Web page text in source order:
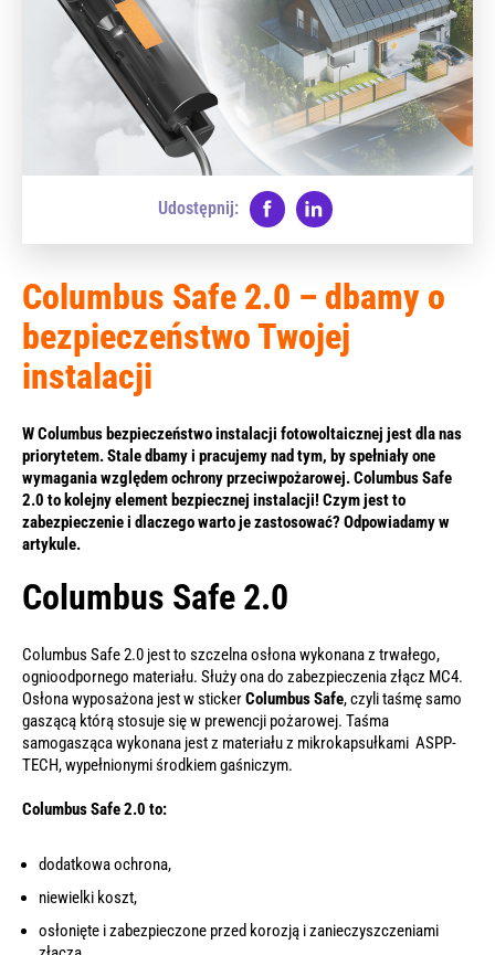
Udostępnij:
Columbus Safe 2.0 – dbamy o
bezpieczeństwo Twojej
instalacji
W Columbus bezpieczeństwo instalacji fotowoltaicznej jest dla nas
priorytetem. Stale dbamy i pracujemy nad tym, by spełniały one
wymagania względem ochrony przeciwpożarowej. Columbus Safe
2.0 to kolejny element bezpiecznej instalacji! Czym jest to
zabezpieczenie i dlaczego warto je zastosować? Odpowiadamy w
artykule.
Columbus Safe 2.0
Columbus Safe 2.0 jest to szczelna osłona wykonana z trwałego,
ognioodpornego materiału. Służy ona do zabezpieczenia złącz MC4.
Osłona wyposażona jest w stickerColumbus Safe, czyli taśmę samo
gaszącą którą stosuje się w prewencji pożarowej. Taśma
samogasząca wykonana jest z materiału z mikrokapsułkami ASPP-
TECH, wypełnionymi środkiem gaśniczym.
Columbus Safe 2.0 to:
dodatkowa ochrona,
niewielki koszt,
osłonięte i zabezpieczone przed korozją i zanieczyszczeniami